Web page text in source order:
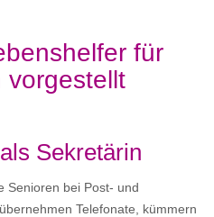
für
vorgestellt
Sekretärin
Senioren bei Post- und
Telefonate, kümmern